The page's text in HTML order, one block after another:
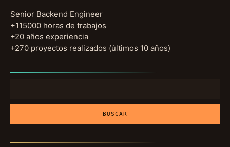
Senior Backend Engineer
+115000 horas de trabajos
+20 años experiencia
+270 proyectos realizados (últimos 10 años)